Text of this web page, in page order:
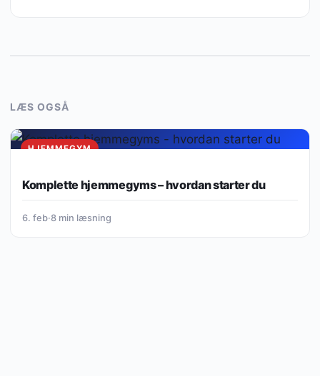
LÆS OGSÅ
HJEMMEGYM
Komplette hjemmegyms – hvordan starter du
6. feb·8 min læsning